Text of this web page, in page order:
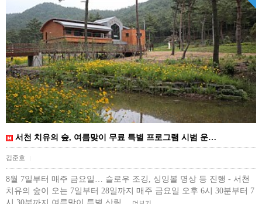
서천 치유의 숲, 여름맞이 무료 특별 프로그램 시범 운…
김준호
8월 7일부터 매주 금요일… 슬로우 조깅, 싱잉볼 명상 등 진행 - 서천
치유의 숲이 오는 7일부터 28일까지 매주 금요일 오후 6시 30분부터 7